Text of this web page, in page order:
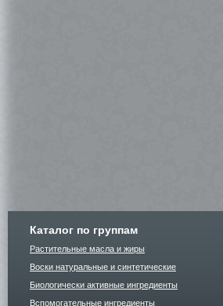
Каталог по группам
Растительные масла и жиры
Воски натуральные и синтетические
Биологически активные ингредиенты
Вспомогательные ингредиенты